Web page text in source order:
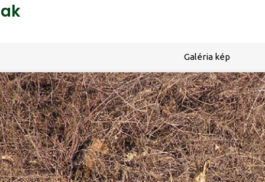
Galéria kép